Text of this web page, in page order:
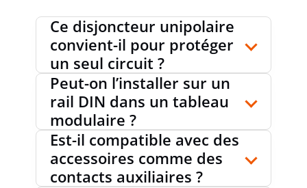
CLASSE DE PROTECTION (IP)
DEGRÉ DE POLLUTION
SECTION DU CONDUCTEUR
MONOFILAIRE RACCORDABLE
Ce disjoncteur unipolaire
convient-il pour protéger
un seul circuit ?
Peut-on l’installer sur un
rail DIN dans un tableau
modulaire ?
Est-il compatible avec des
accessoires comme des
contacts auxiliaires ?